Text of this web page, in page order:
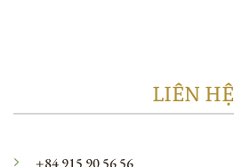
LIÊN HỆ
+84 915 90 56 56